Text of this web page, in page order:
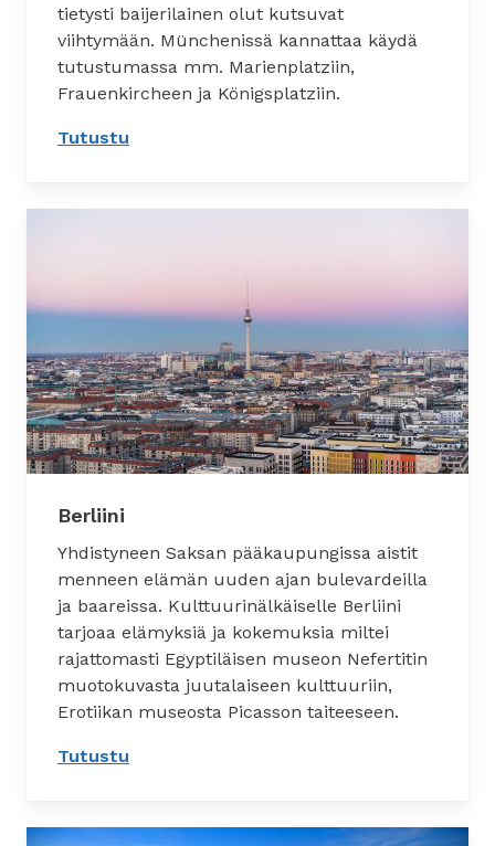
tietysti baijerilainen olut kutsuvat
viihtymään. Münchenissä kannattaa käydä
tutustumassa mm. Marienplatziin,
Frauenkircheen ja Königsplatziin.
Tutustu
Berliini
Yhdistyneen Saksan pääkaupungissa aistit
menneen elämän uuden ajan bulevardeilla
ja baareissa. Kulttuurinälkäiselle Berliini
tarjoaa elämyksiä ja kokemuksia miltei
rajattomasti Egyptiläisen museon Nefertitin
muotokuvasta juutalaiseen kulttuuriin,
Erotiikan museosta Picasson taiteeseen.
Tutustu